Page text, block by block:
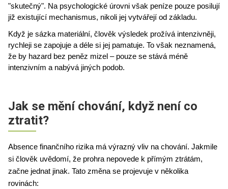
"skutečný". Na psychologické úrovni však peníze pouze posilují
již existující mechanismus, nikoli jej vytvářejí od základu.
Když je sázka materiální, člověk výsledek prožívá intenzivněji,
rychleji se zapojuje a déle si jej pamatuje. To však neznamená,
že by hazard bez peněz mizel – pouze se stává méně
intenzivním a nabývá jiných podob.
Jak se mění chování, když není co
ztratit?
Absence finančního rizika má výrazný vliv na chování. Jakmile
si člověk uvědomí, že prohra nepovede k přímým ztrátám,
začne jednat jinak. Tato změna se projevuje v několika
rovinách: